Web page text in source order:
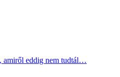
amiről eddig nem tudtál…